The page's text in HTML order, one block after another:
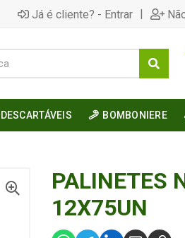
Já é cliente? - Entrar |
DESCARTÁVEIS BOMBONIERE
PALINETES
12X75UN